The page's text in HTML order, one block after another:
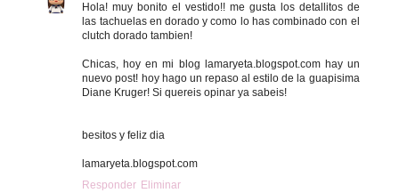
Hola! muy bonito el vestido!! me gusta los detallitos de
las tachuelas en dorado y como lo has combinado con el
clutch dorado tambien!
Chicas, hoy en mi blog lamaryeta.blogspot.com hay un
nuevo post! hoy hago un repaso al estilo de la guapisima
Diane Kruger! Si quereis opinar ya sabeis!
besitos y feliz dia
lamaryeta.blogspot.com
Responder Eliminar